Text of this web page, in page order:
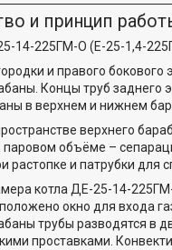
и принцип
14-225ГМ-О (Е-25-1,4-
и правого
Концы труб заднего
в верхнем и нижнем
верхнего
объёме –
растопке и патрубки для
котла ДЕ-25-14-
окно для входа
трубы разводятся в
проставками.